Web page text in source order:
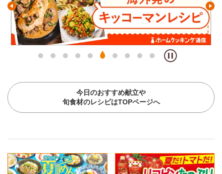
今日のおすすめ献立や
旬食材のレシピはTOPページへ